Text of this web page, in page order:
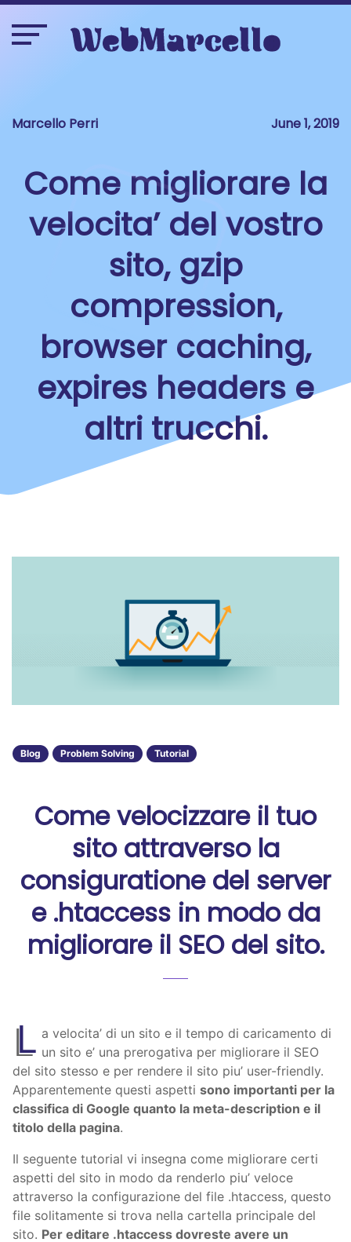
Marcello Perri June 1, 2019
Come migliorare la
velocita’ del vostro
sito, gzip
compression,
browser caching,
expires headers e
altri trucchi.
Blog Problem Solving Tutorial
Come velocizzare il tuo
sito attraverso la
consiguratione del server
e .htaccess in modo da
migliorare il SEO del sito.
L a velocita’ di un sito e il tempo di caricamento di
un sito e’ una prerogativa per migliorare il SEO
del sito stesso e per rendere il sito piu’ user-friendly.
Apparentemente questi aspetti sono importanti per la
classifica di Google quanto la meta-description e il
titolo della pagina.
Il seguente tutorial vi insegna come migliorare certi
aspetti del sito in modo da renderlo piu’ veloce
attraverso la configurazione del file .htaccess, questo
file solitamente si trova nella cartella principale del
sito. Per editare .htaccess dovreste avere un